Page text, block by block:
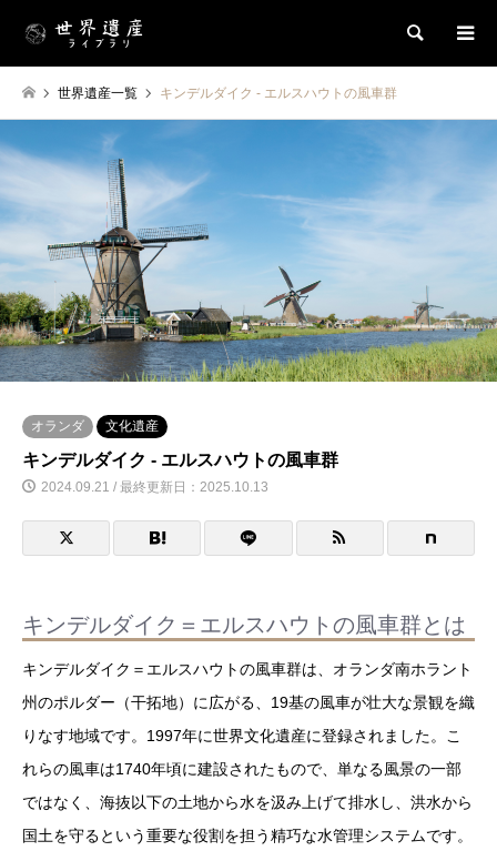
検索
世界遺産一覧 キンデルダイク ‐ エルスハウトの風車群
オランダ 文化遺産
キンデルダイク ‐ エルスハウトの風車群
2024.09.21 / 最終更新日：2025.10.13
キンデルダイク＝エルスハウトの風車群とは
キンデルダイク＝エルスハウトの風車群は、オランダ南ホラント
州のポルダー（干拓地）に広がる、19基の風車が壮大な景観を織
りなす地域です。1997年に世界文化遺産に登録されました。こ
れらの風車は1740年頃に建設されたもので、単なる風景の一部
ではなく、海抜以下の土地から水を汲み上げて排水し、洪水から
国土を守るという重要な役割を担う精巧な水管理システムです。